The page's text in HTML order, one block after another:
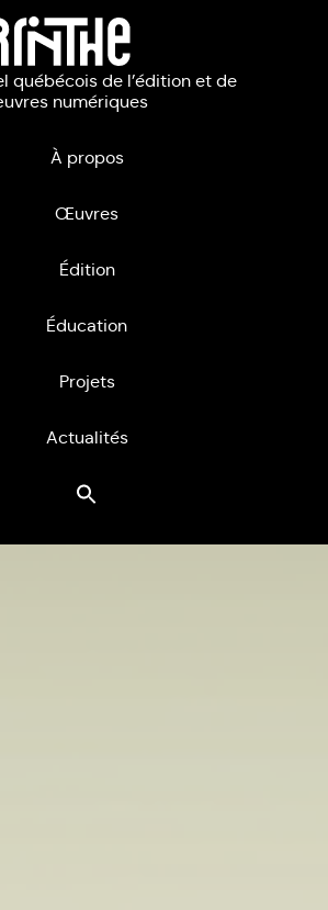
québécois de l’édition et de
numériques
À propos
Œuvres
Édition
Éducation
Projets
Actualités